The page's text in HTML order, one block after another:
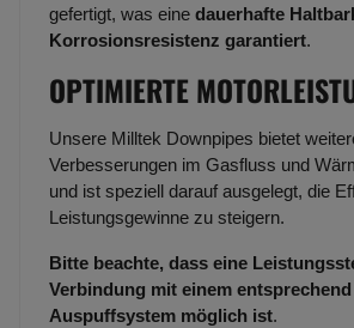
gefertigt, was eine dauerhafte
Korrosionsresistenz garantiert.
OPTIMIERTE
Unsere Milltek Downpipes bietet
Verbesserungen im Gasfluss und
und ist speziell darauf ausgelegt, die
Leistungsgewinne zu steigern.
Bitte beachte, dass eine
Verbindung mit einem
Auspuffsystem möglich ist.